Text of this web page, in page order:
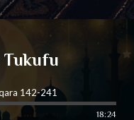
Tukufu
142-241
18:24